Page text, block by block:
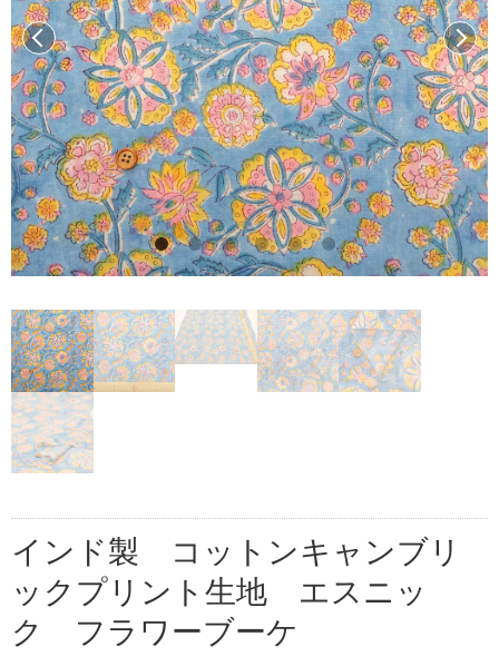
前へ 次へ
インド製 コットンキャンブリ
ックプリント生地 エスニッ
ク フラワーブーケ